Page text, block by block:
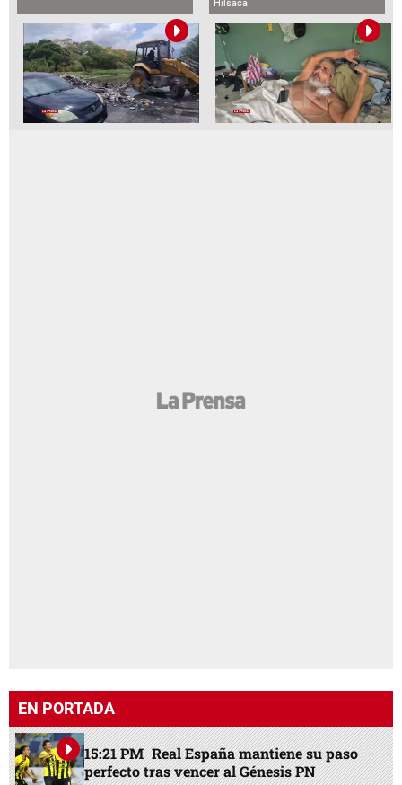
Hilsaca
EN PORTADA
15:21 PM Real España mantiene su paso
perfecto tras vencer al Génesis PN